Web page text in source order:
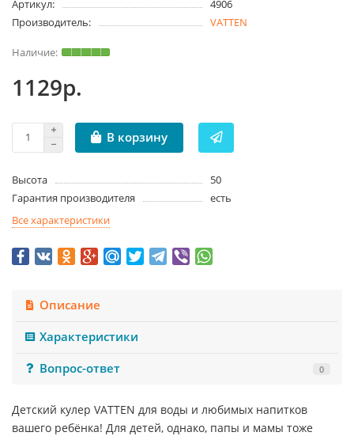
Артикул:
4906
Производитель:
VATTEN
1129р.
В корзину
Высота
50
Гарантия производителя
есть
Все характеристики
Описание
Характеристики
Вопрос-ответ
0
Детский кулер VATTEN для воды и любимых напитков
вашего ребёнка! Для детей, однако, папы и мамы тоже